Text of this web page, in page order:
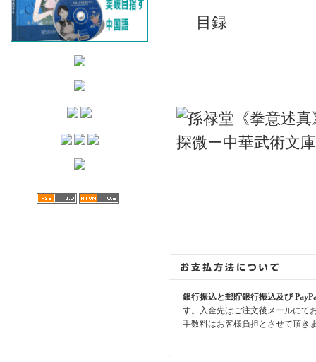
目録
銀行振込と郵貯銀行振込及び
す。入金先はご注文後メールにて
手数料はお客様負担とさせて頂き